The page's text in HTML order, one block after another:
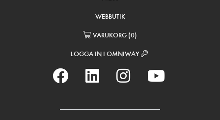
WEBBUTIK
VARUKORG (0)
LOGGA IN I OMNIWAY